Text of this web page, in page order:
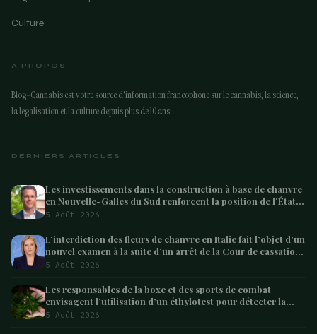
Culture
A PROPOS
Blog-Cannabis est votre source d'information francophone sur le cannabis, la science,
la legalisation et la culture depuis plus de 10 ans.
DERNIERS ARTICLES
Les investissements dans la construction à base de chanvre
en Nouvelle-Galles du Sud renforcent la position de l’État
en tant que leader australien
5 Août 2026
L’interdiction des fleurs de chanvre en Italie fait l’objet d’un
nouvel examen à la suite d’un arrêt de la Cour de cassation
concernant les saisies
5 Août 2026
Les responsables de la boxe et des sports de combat
envisagent l’utilisation d’un éthylotest pour détecter la
consommation de cannabis chez les combattants –
5 Août 2026